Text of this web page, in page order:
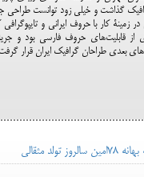
گذاشت و خیلی زود توانست طراحی
کار با حروف ایرانی و تایپوگرافی
از قابلیت‌های حروف فارسی بود و
بعدی طراحان گرافیک ایران قرار
مثقالی